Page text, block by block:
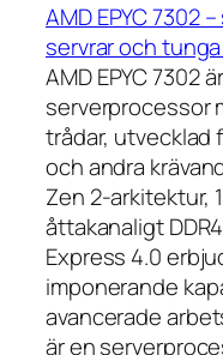
AMD EPYC 7302
servrar och
AMD EPYC 7302
serverprocessor
trådar, utvecklad
och andra
Zen 2-arkitektur,
åttakanaligt
Express 4.0
imponerande
avancerade
är en